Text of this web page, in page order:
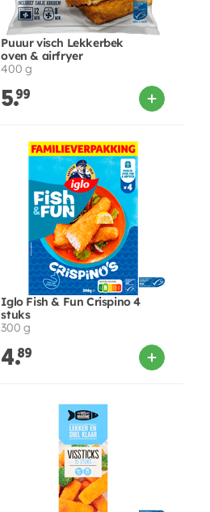
Puuur visch Lekkerbek
oven & airfryer
400 g
5.99
Iglo Fish & Fun Crispino 4
stuks
300 g
4.89